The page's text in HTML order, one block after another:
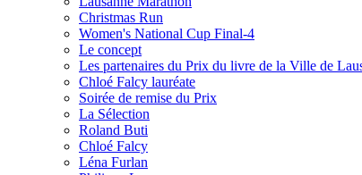
Christmas Run
Women's National Cup Final-4
Le concept
Les partenaires du Prix du livre de la Ville de
Chloé Falcy lauréate
Soirée de remise du Prix
La Sélection
Roland Buti
Chloé Falcy
Léna Furlan